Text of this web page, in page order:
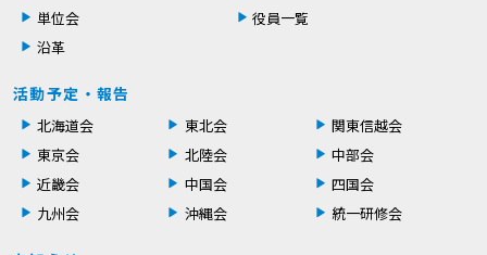
単位会
役員一覧
沿革
活動予定・報告
北海道会 東北会
関東信越会
東京会
北陸会
中部会
近畿会
中国会
四国会
九州会
沖縄会 統一研修会